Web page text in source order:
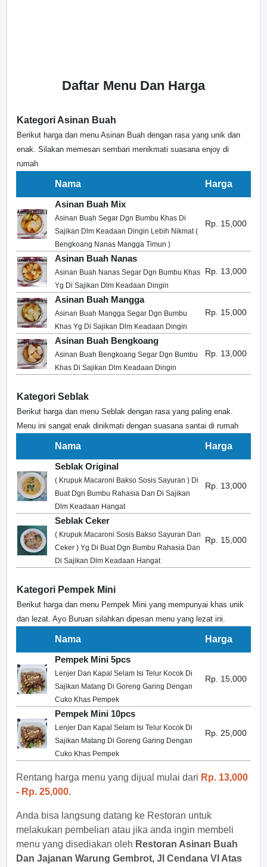
Daftar Menu Dan Harga
Kategori Asinan Buah
Berikut harga dan menu Asinan Buah dengan rasa yang unik dan
enak. Silakan memesan sembari menikmati suasana enjoy di
rumah
Nama
Harga
Asinan Buah Mix
Asinan Buah Segar Dgn Bumbu Khas Di
Sajikan Dlm Keadaan Dingin Lebih Nikmat (
Bengkoang Nanas Mangga Timun )
Rp. 15,000
Asinan Buah Nanas
Asinan Buah Nanas Segar Dgn Bumbu Khas
Yg Di Sajikan Dlm Keadaan Dingin
Rp. 13,000
Asinan Buah Mangga
Asinan Buah Mangga Segar Dgn Bumbu
Khas Yg Di Sajikan Dlm Keadaan Dingin
Rp. 15,000
Asinan Buah Bengkoang
Asinan Buah Bengkoang Segar Dgn Bumbu
Khas Di Sajikan Dlm Keadaan Dingin
Rp. 13,000
Kategori Seblak
Berikut harga dan menu Seblak dengan rasa yang paling enak.
Menu ini sangat enak dinikmati dengan suasana santai di rumah
Nama
Harga
Seblak Original
( Krupuk Macaroni Bakso Sosis Sayuran ) Di
Buat Dgn Bumbu Rahasia Dan Di Sajikan
Dlm Keadaan Hangat
Rp. 13,000
Seblak Ceker
( Krupuk Macaroni Sosis Bakso Sayuran Dan
Ceker ) Yg Di Buat Dgn Bumbu Rahasia Dan
Di Sajikan Dlm Keadaan Hangat
Rp. 15,000
Kategori Pempek Mini
Berikut harga dan menu Pempek Mini yang mempunyai khas unik
dan lezat. Ayo Buruan silahkan dipesan menu yang lezat ini.
Nama
Harga
Pempek Mini 5pcs
Lenjer Dan Kapal Selam Isi Telur Kocok Di
Sajikan Matang Di Goreng Garing Dengan
Cuko Khas Pempek
Rp. 15,000
Pempek Mini 10pcs
Lenjer Dan Kapal Selam Isi Telur Kocok Di
Sajikan Matang Di Goreng Garing Dengan
Cuko Khas Pempek
Rp. 25,000
Rentang harga menu yang dijual mulai dari Rp. 13,000
- Rp. 25,000.
Anda bisa langsung datang ke Restoran untuk
melakukan pembelian atau jika anda ingin membeli
menu yang disediakan oleh Restoran Asinan Buah
Dan Jajanan Warung Gembrot, Jl Cendana VI Atas